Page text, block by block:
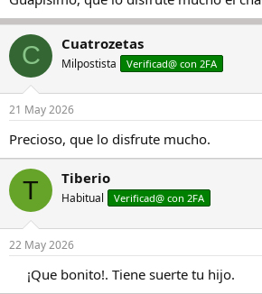
C Cuatrozetas
Milpostista Verificad@ con 2FA
21 May 2026
Precioso, que lo disfrute mucho.
T Tiberio
Habitual Verificad@ con 2FA
22 May 2026
¡Que bonito!. Tiene suerte tu hijo.​